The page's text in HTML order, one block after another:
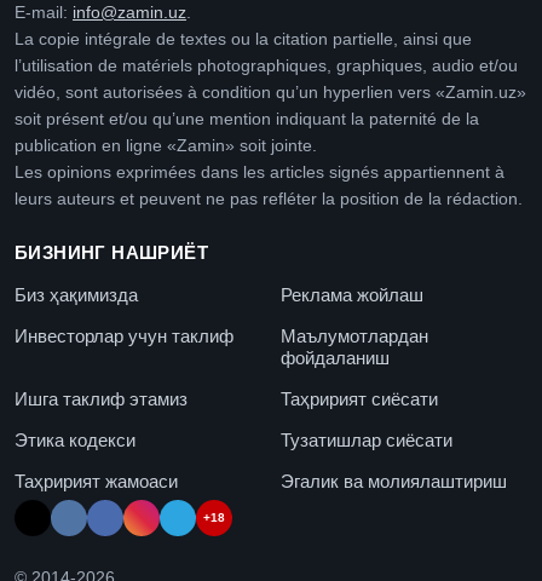
E-mail: info@zamin.uz.
La copie intégrale de textes ou la citation partielle, ainsi que
l’utilisation de matériels photographiques, graphiques, audio et/ou
vidéo, sont autorisées à condition qu’un hyperlien vers «Zamin.uz»
soit présent et/ou qu’une mention indiquant la paternité de la
publication en ligne «Zamin» soit jointe.
Les opinions exprimées dans les articles signés appartiennent à
leurs auteurs et peuvent ne pas refléter la position de la rédaction.
БИЗНИНГ НАШРИЁТ
Биз ҳақимизда
Реклама жойлаш
Инвесторлар учун таклиф
Маълумотлардан
фойдаланиш
Ишга таклиф этамиз
Таҳририят сиёсати
Этика кодекси
Тузатишлар сиёсати
Таҳририят жамоаси
Эгалик ва молиялаштириш
+18